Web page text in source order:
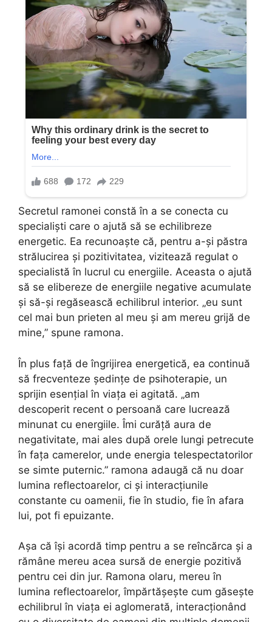
Secretul ramonei constă în a se conecta cu
specialiști care o ajută să se echilibreze
energetic. Ea recunoaște că, pentru a-și păstra
strălucirea și pozitivitatea, vizitează regulat o
specialistă în lucrul cu energiile. Aceasta o ajută
să se elibereze de energiile negative acumulate
și să-și regăsească echilibrul interior. „eu sunt
cel mai bun prieten al meu și am mereu grijă de
mine,” spune ramona.
În plus față de îngrijirea energetică, ea continuă
să frecventeze ședințe de psihoterapie, un
sprijin esențial în viața ei agitată. „am
descoperit recent o persoană care lucrează
minunat cu energiile. Îmi curăță aura de
negativitate, mai ales după orele lungi petrecute
în fața camerelor, unde energia telespectatorilor
se simte puternic.” ramona adaugă că nu doar
lumina reflectoarelor, ci și interacțiunile
constante cu oamenii, fie în studio, fie în afara
lui, pot fi epuizante.
Așa că își acordă timp pentru a se reîncărca și a
rămâne mereu acea sursă de energie pozitivă
pentru cei din jur. Ramona olaru, mereu în
lumina reflectoarelor, împărtășește cum găsește
echilibrul în viața ei aglomerată, interacționând